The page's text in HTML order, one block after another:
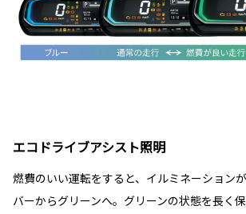
エコドライブアシスト照明
燃費のいい運転をすると、イルミネーション
バーからグリーンへ。グリーンの状態を長く